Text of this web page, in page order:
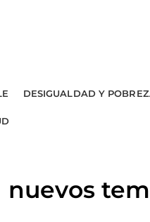
DESIGUALDAD Y
nuevos